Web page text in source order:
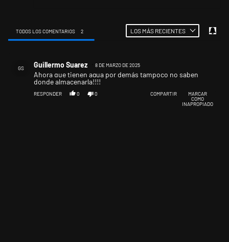
TODOS LOS COMENTARIOS 2 LOS MÁS RECIENTES
GS Guillermo Suarez 8 DE MARZO DE 2025
Ahora que tienen agua por demás tampoco no saben
donde almacenarla!!!!
RESPONDER 0 0 COMPARTIR
MARCAR
COMO
INAPROPIADO